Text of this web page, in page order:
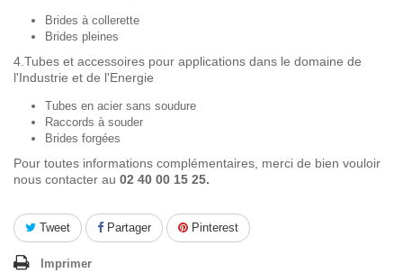
Brides à collerette
Brides pleines
4.Tubes et accessoires pour applications dans le domaine de
l'Industrie et de l'Energie
Tubes en acier sans soudure
Raccords à souder
Brides forgées
Pour toutes informations complémentaires, merci de bien vouloir
nous contacter au 02 40 00 15 25.
Tweet Partager Pinterest
Imprimer